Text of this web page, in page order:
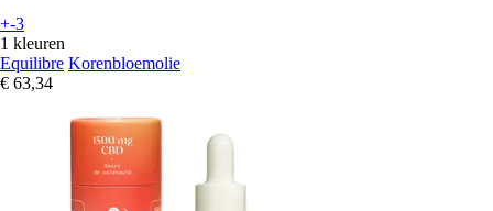
+-3
1 kleuren
Equilibre Korenbloemolie
€ 63,34